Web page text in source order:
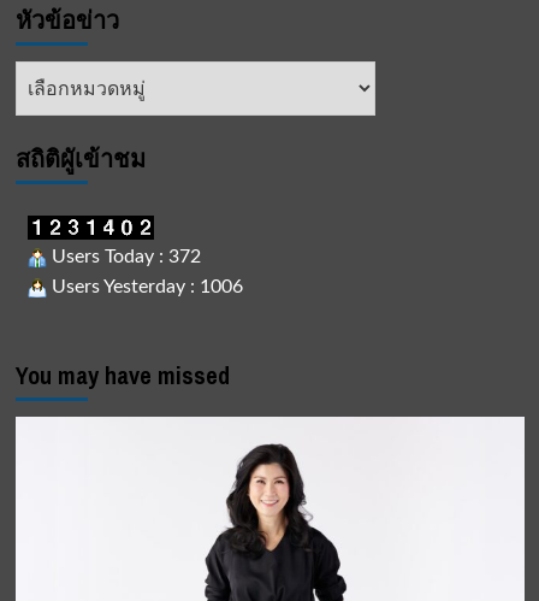
หัวข้อข่าว
หัวข้อ
สถิติผูัเข้าชม
Users Today : 372
Users Yesterday : 1006
You may have missed